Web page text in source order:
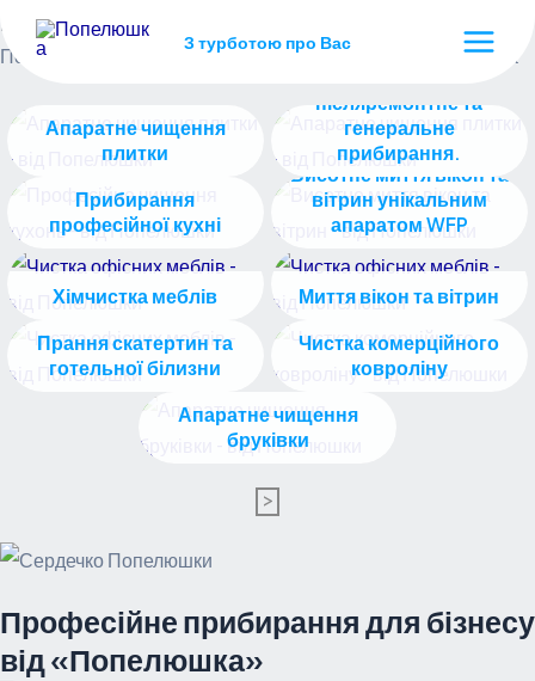
Перейти
до
З турботою про Вас
Main
Menu
Послуги для Бізнесу
Послуги для кафе, ресторанів, готелів, офісів, виробництва
Апаратне чищення
плитки
післяремонтне та
генеральне
прибирання.
Прибирання
професійної кухні
Висотне миття вікон та
вітрин унікальним
апаратом WFP
Хімчистка меблів Миття вікон та вітрин
Прання скатертин та
готельної білизни
Чистка комерційного
ковроліну
Апаратне чищення
бруківки
>
Професійне прибирання для бізнесу
від «Попелюшка»